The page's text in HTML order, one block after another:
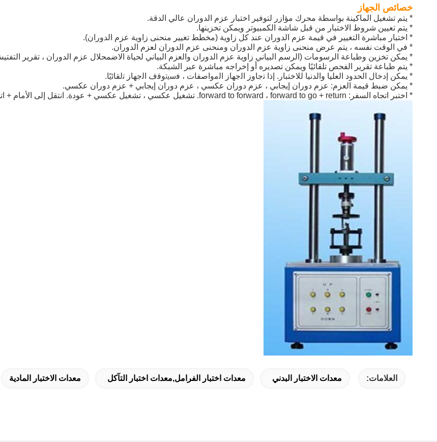
خصائص الجهاز
* يتم تشغيل الماكينة بواسطة محرك مؤازر لتوفير اختبار عزم الدوران عالي الدقة.
* يتم تعيين شروط الاختبار من قبل شاشة الكمبيوتر ويمكن تخزينها.
* اختبار مباشرة التغيير في قيمة عزم الدوران عند كل زاوية (مخطط تغيير منحنى زاوية عزم الدوران).
* في الوقت نفسه ، يتم عرض منحنى زاوية عزم الدوران ومنحنى عزم الدوران لعزم الدوران.
* يمكن تخزين وطباعة الرسومات (الرسم البياني زاوية عزم الدوران والعزم البياني لحياة الاضمحلال عزم الدوران ، تقرير
* يتم طباعة تقرير الفحص تلقائيًا ويمكن تصديره أو إخراجه مباشرة عبر الشبكة.
* يمكن إدخال الحدود العليا والدنيا للاختبار. إذا ﺗﺟﺎوز اﻟﺟﮭﺎز اﻟﻣواﺻﻔﺎت ، ﻓﺳﯾﺗوﻗف اﻟﺟﮭﺎز ﺗﻟﻘﺎﺋﯾًﺎ.
* يمكن ضبط قيمة العزم: عزم دوران إيجابي ، عزم دوران عكسي ، عزم دوران إيجابي + عزم دوران عكسي.
* اختبر اتجاه السفر: forward to forward ، forward to go + return.
تشغيل عكسي ، تشغيل عكسي + عودة. انتقل إلى الأمام
العلامات: معدات الاختبار البدني معدات اختبار الفرامل,معدات اختبار التآكل معدات الاختبار المادية